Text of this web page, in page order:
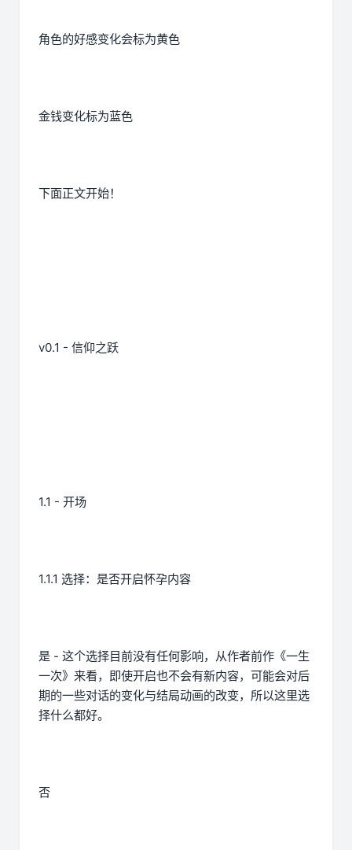
角色的好感变化会标为黄色
金钱变化标为蓝色
下面正文开始！
v0.1 - 信仰之跃
1.1 - 开场
1.1.1 选择：是否开启怀孕内容
是 - 这个选择目前没有任何影响，从作者前作《一生
一次》来看，即使开启也不会有新内容，可能会对后
期的一些对话的变化与结局动画的改变，所以这里选
择什么都好。
否